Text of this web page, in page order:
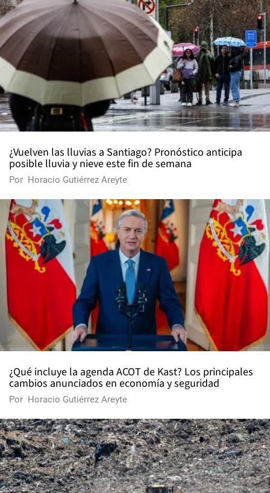
¿Vuelven las lluvias a Santiago? Pronóstico anticipa
posible lluvia y nieve este fin de semana
Por Horacio Gutiérrez Areyte
¿Qué incluye la agenda ACOT de Kast? Los principales
cambios anunciados en economía y seguridad
Por Horacio Gutiérrez Areyte